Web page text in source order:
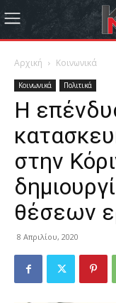
Αρχική Κοινωνικά
Κοινωνικά Πολιτικά
Η
στην
θέσεων
8 Απριλίου, 2020